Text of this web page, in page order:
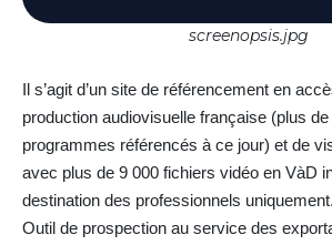
screenopsis.jpg
Il s’agit d’un site de référencement en
production audiovisuelle française (plus
programmes référencés à ce jour) et de
avec plus de 9 000 fichiers vidéo en VàD
destination des professionnels uniquement.
Outil de prospection au service des